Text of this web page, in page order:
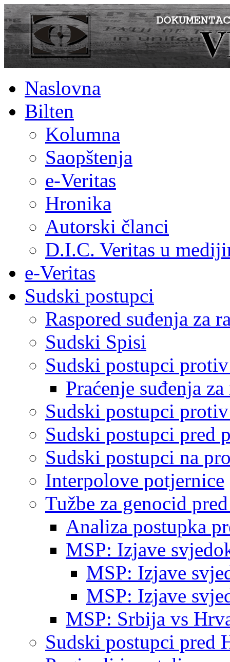
Naslovna
Bilten
Kolumna
Saopštenja
e-Veritas
Hronika
Autorski članci
D.I.C. Veritas u
e-Veritas
Sudski postupci
Raspored suđenja za
Sudski Spisi
Sudski postupci
Praćenje suđenja
Sudski postupci
Sudski postupci pred
Sudski postupci na
Interpolove potjernice
Tužbe za genocid
Analiza postupka
MSP: Izjave
MSP: Izjave
MSP: Izjave
MSP: Srbija vs
Sudski postupci pred